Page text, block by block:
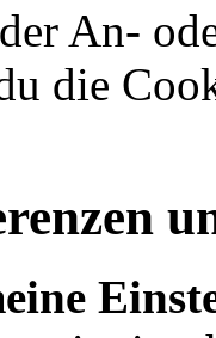
An-
die